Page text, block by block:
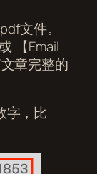
文件。
【Email
章完整的
字，比